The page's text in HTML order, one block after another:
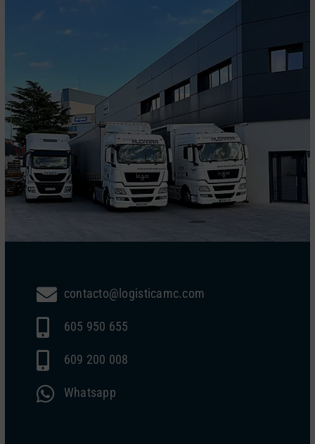
contacto@logisticamc.com
605 950 655
609 200 008
Whatsapp